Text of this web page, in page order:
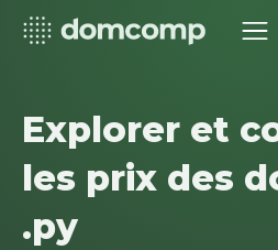
Explorer et
les prix des
.py